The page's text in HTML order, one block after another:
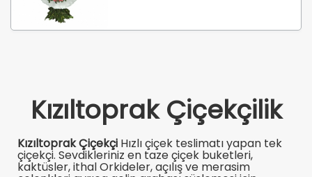
Kızıltoprak Çiçekçilik
Kızıltoprak Çiçekçi Hızlı çiçek teslimatı yapan tek
çiçekçi. Sevdikleriniz en taze çiçek buketleri,
kaktüsler, ithal Orkideler, açılış ve merasim